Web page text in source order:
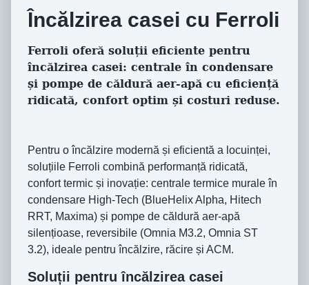
Încălzirea casei cu Ferroli
Ferroli oferă soluții eficiente pentru
încălzirea casei: centrale în condensare
și pompe de căldură aer-apă cu eficiență
ridicată, confort optim și costuri reduse.
Pentru o încălzire modernă și eficientă a locuinței,
soluțiile Ferroli combină performanță ridicată,
confort termic și inovație: centrale termice murale în
condensare High-Tech (BlueHelix Alpha, Hitech
RRT, Maxima) și pompe de căldură aer-apă
silențioase, reversibile (Omnia M3.2, Omnia ST
3.2), ideale pentru încălzire, răcire și ACM.
Soluții pentru încălzirea casei